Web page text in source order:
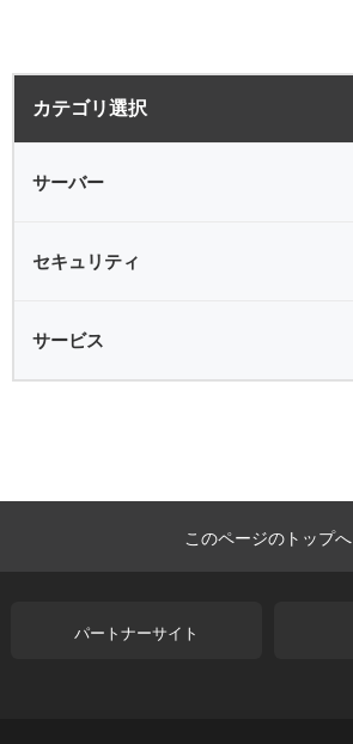
カテゴリ選択
サーバー
VPN
バックアップ
電源
サーバー全般
セキュリティ
サービス
このページのトップへ
パートナーサイト